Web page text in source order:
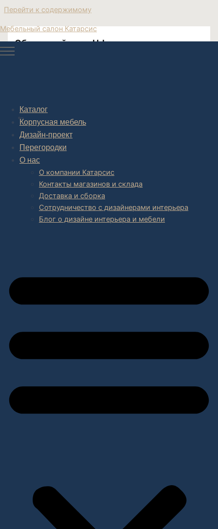
Перейти к содержимому
Мебельный салон Катарсис
Каталог
Корпусная мебель
Дизайн-проект
Перегородки
О нас
О компании Катарсис
Контакты магазинов и склада
Доставка и сборка
Сотрудничество с дизайнерами интерьера
Блог о дизайне интерьера и мебели
Обеденный стол Urban
Post navigation